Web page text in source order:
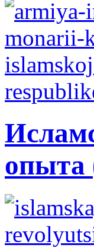
опыта